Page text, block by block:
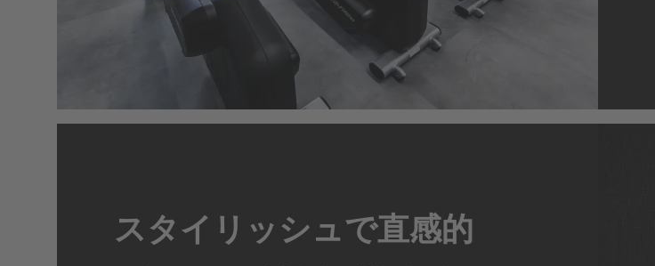
スタイリッシュで直感的